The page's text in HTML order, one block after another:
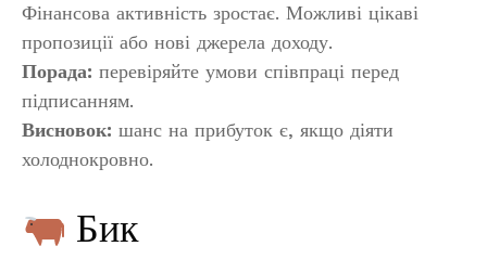
Фінансова активність зростає. Можливі цікаві
пропозиції або нові джерела доходу.
Порада: перевіряйте умови співпраці перед
підписанням.
Висновок: шанс на прибуток є, якщо діяти
холоднокровно.
Бик